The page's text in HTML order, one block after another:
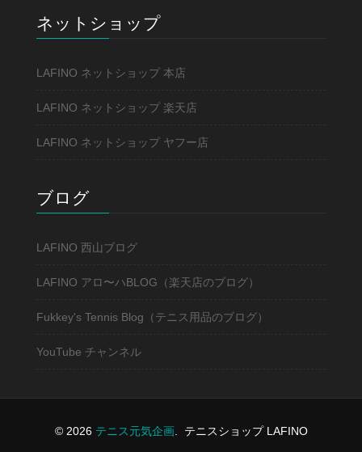
ネットショップ
LAFINO ネットショップ 本店
LAFINO ネットショップ 楽天店
LAFINO ネットショップ ヤフー店
ブログ
LAFINO 西山ブログ
LAFINO アロ〜ハBLOG（楽天店のブログ）
Fukkey's Tennis Blog（テニス用品のブログ）
YouTube チャンネル
© 2026 テニス元気企画. テニスショップ LAFINO